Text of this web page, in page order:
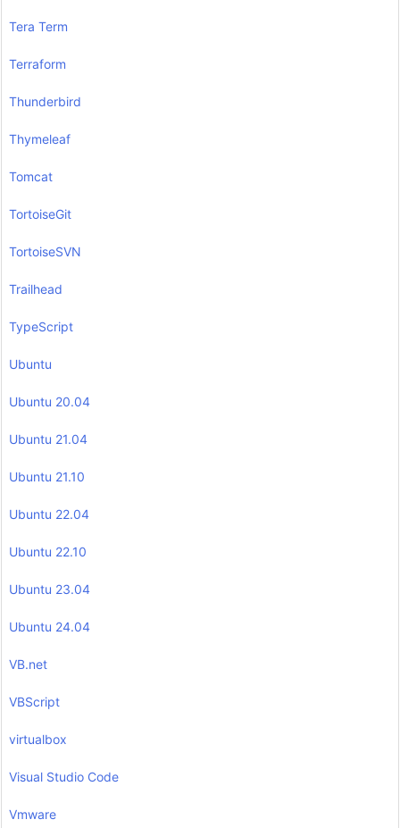
Tera Term
Terraform
Thunderbird
Thymeleaf
Tomcat
TortoiseGit
TortoiseSVN
Trailhead
TypeScript
Ubuntu
Ubuntu 20.04
Ubuntu 21.04
Ubuntu 21.10
Ubuntu 22.04
Ubuntu 22.10
Ubuntu 23.04
Ubuntu 24.04
VB.net
VBScript
virtualbox
Visual Studio Code
Vmware